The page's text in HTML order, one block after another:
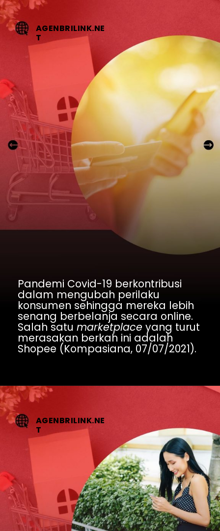
AGENBRILINK.NE
T
Pandemi Covid-19 berkontribusi
dalam mengubah perilaku
konsumen sehingga mereka lebih
senang berbelanja secara online.
Salah satu marketplace yang turut
merasakan berkah ini adalah
Shopee (Kompasiana, 07/07/2021).
AGENBRILINK.NE
T